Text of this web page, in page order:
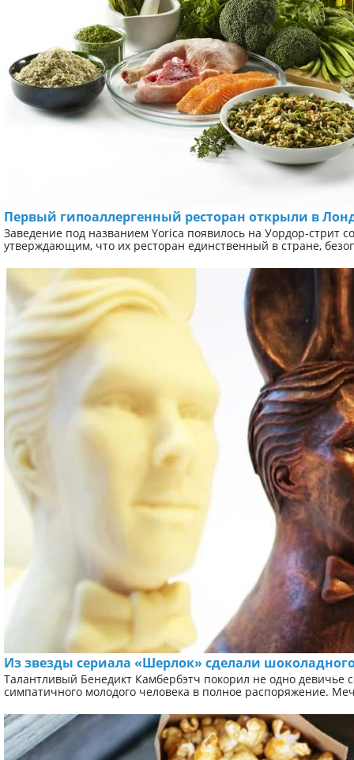
Первый гипоаллергенный ресторан открыли в
Заведение под названием Yorica появилось на Уордор-стрит
утверждающим, что их ресторан единственный в стране,
Из звезды сериала «Шерлок» сделали
Талантливый Бенедикт Камбербэтч покорил не одно
симпатичного молодого человека в полное распоряжение.